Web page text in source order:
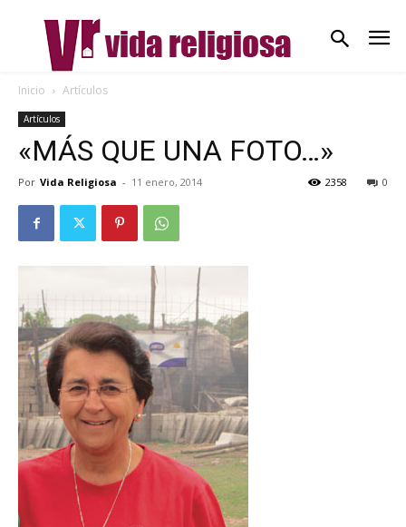
Inicio Artículos
Artículos
«MÁS QUE UNA FOTO…»
Por Vida Religiosa - 11 enero, 2014 0
2358